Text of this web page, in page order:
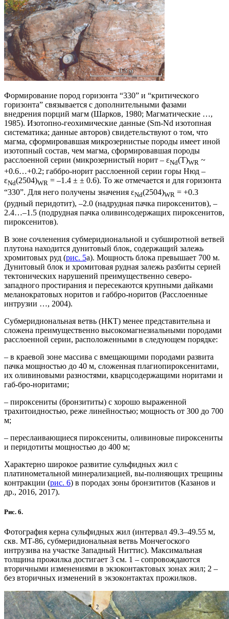
Формирование пород горизонта “330” и “критического
горизонта” связывается с дополнительными фазами
внедрения порций магм (Шарков, 1980; Магматические …,
1985). Изотопно-геохимические данные (Sm-Nd изотопная
систематика; данные авторов) свидетельствуют о том, что
магма, сформировавшая микрозернистые породы имеет иной
изотопный состав, чем магма, сформировавшая породы
расслоенной серии (микрозернистый норит – εNd(Т)WR ~
+0.6…+0.2; габбро-норит расслоенной серии горы Нюд –
εNd(2504)WR = –1.4 ± ± 0.6). То же отмечается и для горизонта
“330”. Для него получены значения εNd(2504)WR = +0.3
(рудный перидотит), –2.0 (надрудная пачка пироксенитов), –
2.4…–1.5 (подрудная пачка оливинсодержащих пироксенитов,
пироксенитов).
В зоне сочленения субмеридиональной и субширотной ветвей
плутона находится дунитовый блок, содержащий залежь
хромитовых руд (рис. 5а). Мощность блока превышает 700 м.
Дунитовый блок и хромитовая рудная залежь разбиты серией
тектонических нарушений преимущественно северо-
западного простирания и пересекаются крупными дайками
меланократовых норитов и габбро-норитов (Расслоенные
интрузии …, 2004).
Субмеридиональная ветвь (НКТ) менее представительна и
сложена преимущественно высокомагнезиальными породами
расслоенной серии, расположенными в следующем порядке:
– в краевой зоне массива с вмещающими породами развита
пачка мощностью до 40 м, сложенная плагиопироксенитами,
их оливиновыми разностями, кварцсодержащими норитами и
габ-бро-норитами;
– пироксениты (бронзититы) с хорошо выраженной
трахитоидностью, реже линейностью; мощность от 300 до 700
м;
– переслаивающиеся пироксениты, оливиновые пироксениты
и перидотиты мощностью до 400 м;
Характерно широкое развитие сульфидных жил с
платинометальной минерализацией, вы-полняющих трещины
контракции (рис. 6) в породах зоны бронзититов (Казанов и
др., 2016, 2017).
Рис. 6.
Фотография керна сульфидных жил (интервал 49.3–49.55 м,
скв. МТ-86, субмеридиональная ветвь Мончегоского
интрузива на участке Западный Ниттис). Максимальная
толщина прожилка достигает 3 см. 1 – сопровождаются
вторичными изменениями в экзоконтактовых зонах жил; 2 –
без вторичных изменений в экзоконтактах прожилков.